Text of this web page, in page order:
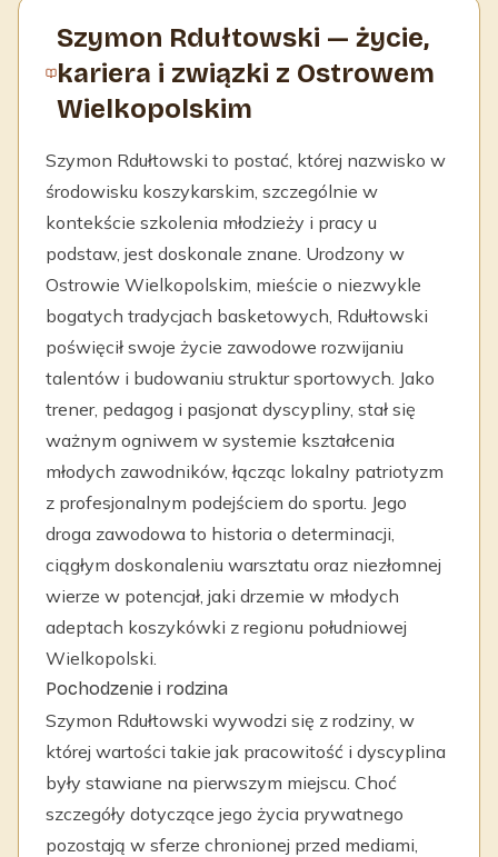
Szymon Rdułtowski — życie,
kariera i związki z Ostrowem
Wielkopolskim
Szymon Rdułtowski to postać, której nazwisko w
środowisku koszykarskim, szczególnie w
kontekście szkolenia młodzieży i pracy u
podstaw, jest doskonale znane. Urodzony w
Ostrowie Wielkopolskim, mieście o niezwykle
bogatych tradycjach basketowych, Rdułtowski
poświęcił swoje życie zawodowe rozwijaniu
talentów i budowaniu struktur sportowych. Jako
trener, pedagog i pasjonat dyscypliny, stał się
ważnym ogniwem w systemie kształcenia
młodych zawodników, łącząc lokalny patriotyzm
z profesjonalnym podejściem do sportu. Jego
droga zawodowa to historia o determinacji,
ciągłym doskonaleniu warsztatu oraz niezłomnej
wierze w potencjał, jaki drzemie w młodych
adeptach koszykówki z regionu południowej
Wielkopolski.
Pochodzenie i rodzina
Szymon Rdułtowski wywodzi się z rodziny, w
której wartości takie jak pracowitość i dyscyplina
były stawiane na pierwszym miejscu. Choć
szczegóły dotyczące jego życia prywatnego
pozostają w sferze chronionej przed mediami,